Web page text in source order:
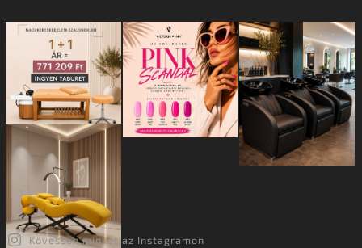
Kövessen minket az Instagramon